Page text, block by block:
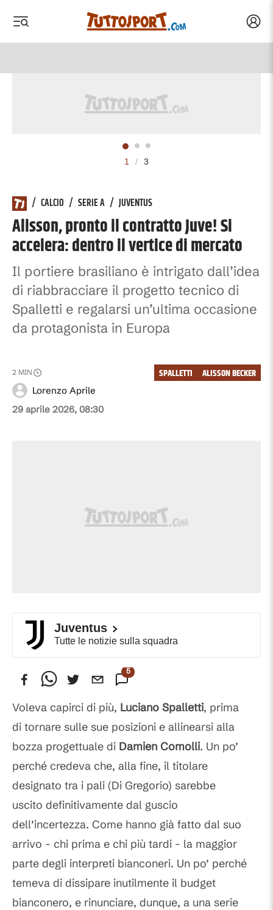
1 / 3
/ CALCIO / SERIE A / JUVENTUS
Alisson, pronto il contratto Juve! Si
accelera: dentro il vertice di mercato
Il portiere brasiliano è intrigato dall’idea
di riabbracciare il progetto tecnico di
Spalletti e regalarsi un’ultima occasione
da protagonista in Europa
29 aprile 2026, 08:30
Lorenzo Aprile
2 MIN ALISSON BECKER
SPALLETTI
Juventus
Tutte le notizie sulla squadra
5
Voleva capirci di più, Luciano Spalletti, prima
di tornare sulle sue posizioni e allinearsi alla
bozza progettuale di Damien Comolli. Un po’
perché credeva che, alla fine, il titolare
designato tra i pali (Di Gregorio) sarebbe
uscito definitivamente dal guscio
dell’incertezza. Come hanno già fatto dal suo
arrivo - chi prima e chi più tardi - la maggior
parte degli interpreti bianconeri. Un po’ perché
temeva di dissipare inutilmente il budget
bianconero, e rinunciare, dunque, a una serie